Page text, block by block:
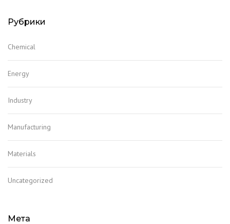
Рубрики
Chemical
Energy
Industry
Manufacturing
Materials
Uncategorized
Мета